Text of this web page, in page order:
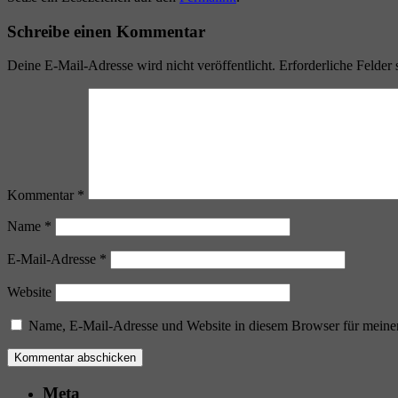
Schreibe einen Kommentar
Deine E-Mail-Adresse wird nicht veröffentlicht. Erforderliche Felder
Kommentar *
Name *
E-Mail-Adresse *
Website
Name, E-Mail-Adresse und Website in diesem Browser für
Meta